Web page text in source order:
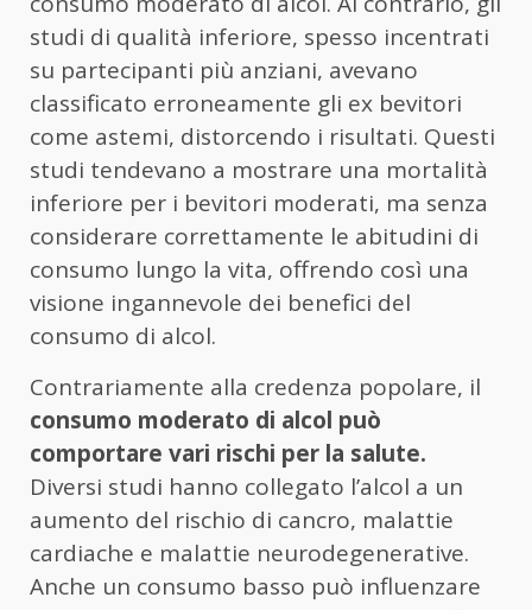
studi di qualità inferiore, spesso incentrati
su partecipanti più anziani, avevano
classificato erroneamente gli ex bevitori
come astemi, distorcendo i risultati. Questi
studi tendevano a mostrare una mortalità
inferiore per i bevitori moderati, ma senza
considerare correttamente le abitudini di
consumo lungo la vita, offrendo così una
visione ingannevole dei benefici del
consumo di alcol.
Contrariamente alla credenza popolare, il
consumo moderato di alcol può
comportare vari rischi per la salute.
Diversi studi hanno collegato l’alcol a un
aumento del rischio di cancro, malattie
cardiache e malattie neurodegenerative.
Anche un consumo basso può influenzare